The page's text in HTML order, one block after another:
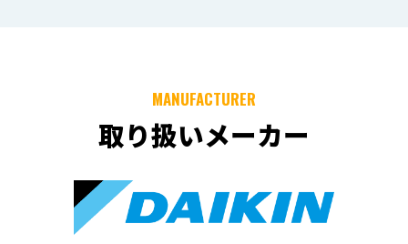
MANUFACTURER
取り扱いメーカー